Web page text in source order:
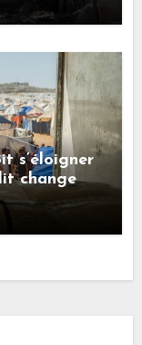
s’éloigner
change